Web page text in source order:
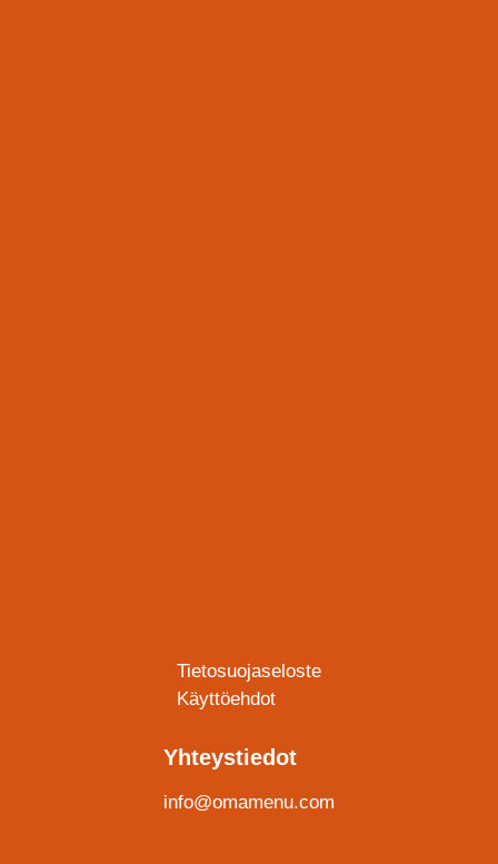
Tietosuojaseloste
Käyttöehdot
Yhteystiedot
info@omamenu.com